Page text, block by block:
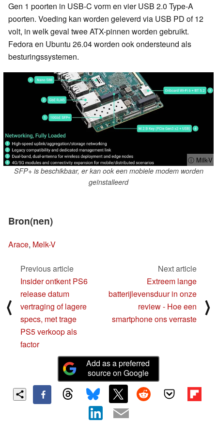
Gen 1 poorten in USB-C vorm en vier USB 2.0 Type-A
poorten. Voeding kan worden geleverd via USB PD of 12
volt, in welk geval twee ATX-pinnen worden gebruikt.
Fedora en Ubuntu 26.04 worden ook ondersteund als
besturingssystemen.
ⓘ Milk-V
SFP+ is beschikbaar, er kan ook een mobiele modem worden
geïnstalleerd
Bron(nen)
Arace, Melk-V
⟨
Previous article
Insider ontkent PS6
release datum
vertraging of lagere
specs, met trage
PS5 verkoop als
factor
Next article
Extreem lange
batterijlevensduur in onze
review - Hoe een
smartphone ons verraste
⟩
Add as a preferred
source on Google